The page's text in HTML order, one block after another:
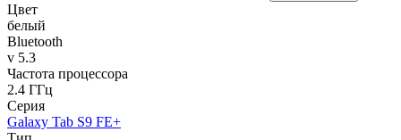
Цвет
белый
Bluetooth
v 5.3
Частота процессора
2.4 ГГц
Серия
Galaxy Tab S9 FE+